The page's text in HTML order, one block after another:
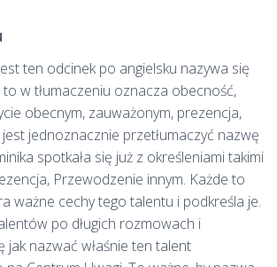
ten odcinek po angielsku nazywa się
to w tłumaczeniu oznacza obecność,
obecnym, zauważonym, prezencja,
jednoznacznie przetłumaczyć nazwę
spotkała się już z określeniami takimi
Przewodzenie innym. Każde to
ważne cechy tego talentu i podkreśla je.
po długich rozmowach i
jak nazwać właśnie ten talent